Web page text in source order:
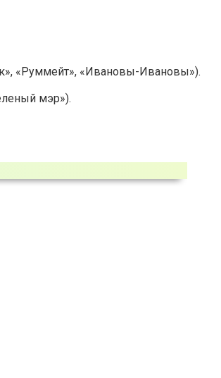
«Руммейт», «Ивановы-Ивановы»).
мэр»).